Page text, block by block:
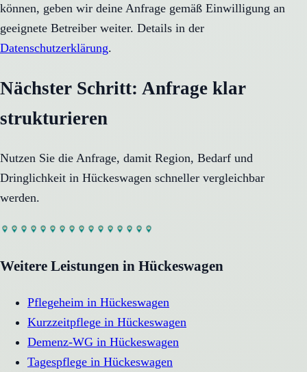
können, geben wir deine Anfrage gemäß Einwilligung an
geeignete Betreiber weiter. Details in der
Datenschutzerklärung.
Nächster Schritt: Anfrage klar
strukturieren
Nutzen Sie die Anfrage, damit Region, Bedarf und
Dringlichkeit in Hückeswagen schneller vergleichbar
werden.
Weitere Leistungen in Hückeswagen
Pflegeheim in Hückeswagen
Kurzzeitpflege in Hückeswagen
Demenz-WG in Hückeswagen
Tagespflege in Hückeswagen